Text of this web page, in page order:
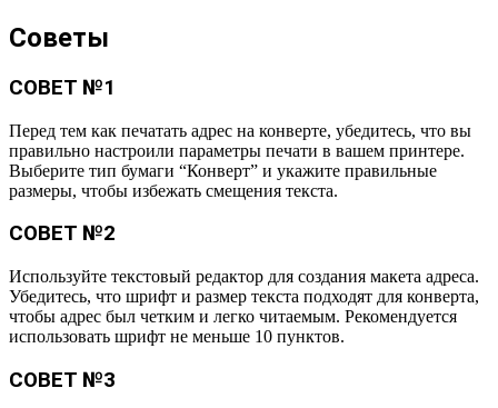
Советы
СОВЕТ №1
Перед тем как печатать адрес на конверте, убедитесь, что вы
правильно настроили параметры печати в вашем принтере.
Выберите тип бумаги “Конверт” и укажите правильные
размеры, чтобы избежать смещения текста.
СОВЕТ №2
Используйте текстовый редактор для создания макета адреса.
Убедитесь, что шрифт и размер текста подходят для конверта,
чтобы адрес был четким и легко читаемым. Рекомендуется
использовать шрифт не меньше 10 пунктов.
СОВЕТ №3